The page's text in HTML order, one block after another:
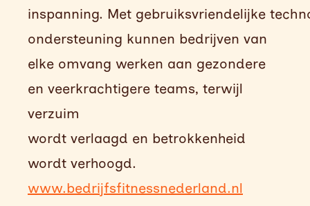
inspanning. Met gebruiksvriendelijke
ondersteuning kunnen bedrijven van
elke omvang werken aan gezondere
en veerkrachtigere teams, terwijl
verzuim
wordt verlaagd en betrokkenheid
wordt verhoogd.
www.bedrijfsfitnessnederland.nl